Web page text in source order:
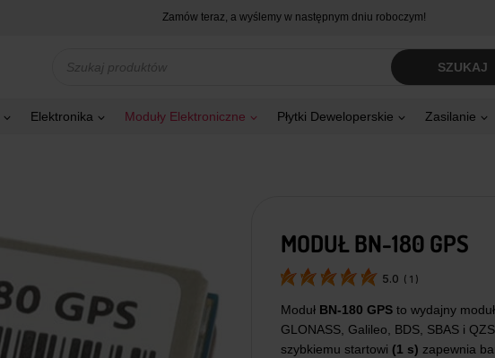
Zamów teraz, a wyślemy w następnym dniu roboczym!
produktów
SZUKAJ
Elektronika Moduły Elektroniczne Płytki Deweloperskie Zasilanie
MODUŁ BN-180 GPS
5.0 ( 1 )
Moduł BN-180 GPSto wydajny
GLONASS, Galileo, BDS, SBAS i
szybkiemu startowi (1 s) zapewnia